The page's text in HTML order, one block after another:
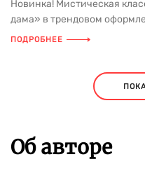
Новинка! Мистическая
дама» в трендовом
ПОДРОБНЕЕ
Об авторе